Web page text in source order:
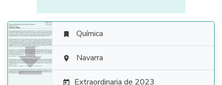

 Química
 Navarra
 Extraordinaria de 2023